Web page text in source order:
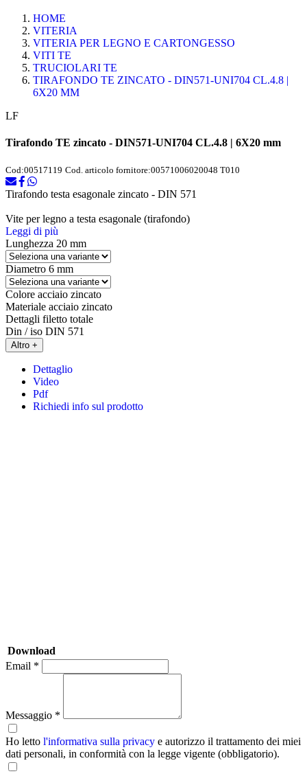
HOME
VITERIA
VITERIA PER LEGNO E CARTONGESSO
VITI TE
TRUCIOLARI TE
TIRAFONDO TE ZINCATO - DIN571-UNI704 CL.4.8 |
6X20 MM
LF
Tirafondo TE zincato - DIN571-UNI704 CL.4.8 | 6X20 mm
Cod:00517119 Cod. articolo fornitore:00571006020048 T010
Tirafondo testa esagonale zincato - DIN 571
Vite per legno a testa esagonale (tirafondo)
Leggi di più
Lunghezza 20 mm
Diametro 6 mm
Colore acciaio zincato
Materiale acciaio zincato
Dettagli filetto totale
Din / iso DIN 571
Altro +
Dettaglio
Video
Pdf
Richiedi info sul prodotto
Download
Email *
Messaggio *
Ho letto l'informativa sulla privacy e autorizzo il trattamento dei miei
dati personali, in conformità con la legge vigente (obbligatorio).